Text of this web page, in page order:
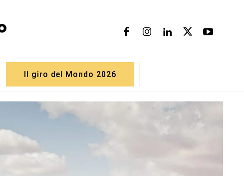
Il giro del Mondo 2026